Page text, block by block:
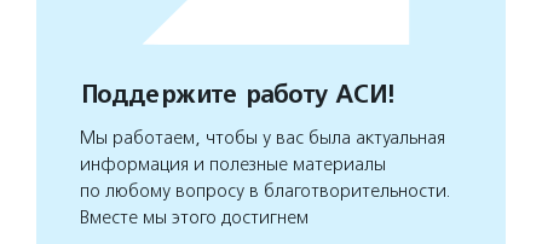
Поддержите работу АСИ!
Мы работаем, чтобы у вас была актуальная
информация и полезные материалы
по любому вопросу в благотворительности.
Вместе мы этого достигнем